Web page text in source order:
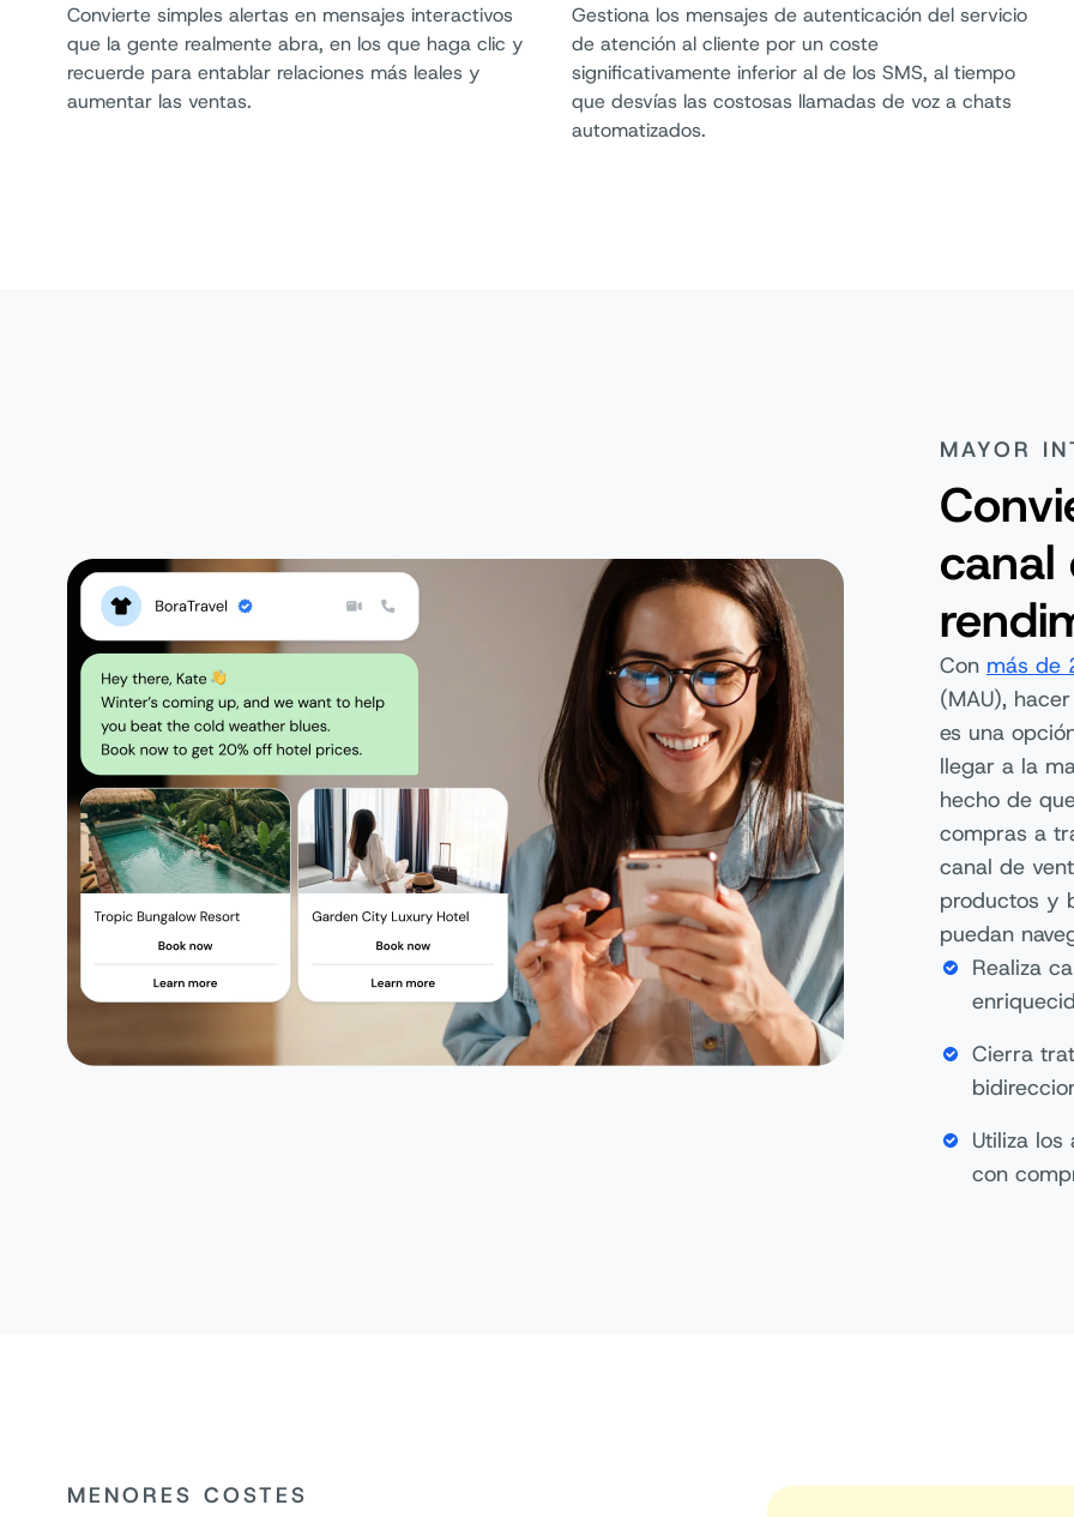
Convierte simples alertas en mensajes interactivos
que la gente realmente abra, en los que haga clic y
recuerde para entablar relaciones más leales y
aumentar las ventas.
Gestiona los mensajes de autenticación del servicio
de atención al cliente por un coste
significativamente inferior al de los SMS, al tiempo
que desvías las costosas llamadas de voz a chats
automatizados.
MAYOR
canal
Con más de
(MAU),
es una
llegar a la
hecho de
compras a
canal de
productos y
puedan
Realiza
Cierra
Utiliza
con
MENORES COSTES